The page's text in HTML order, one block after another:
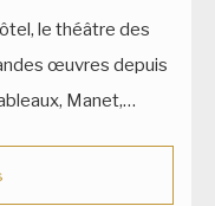
le théâtre des
œuvres depuis
Manet,…